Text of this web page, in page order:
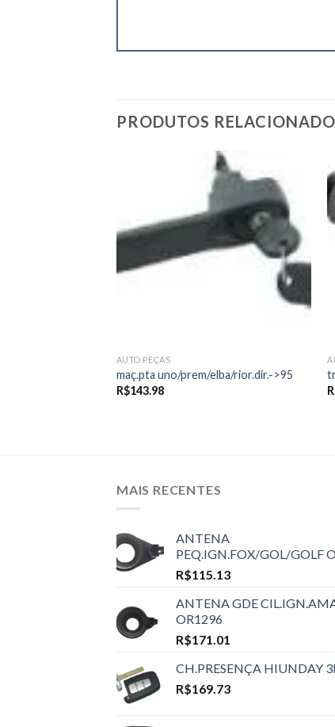
PRODUTOS
Add to
wishlist
AUTO PEÇAS
maç.pta uno/prem/elba/rior.dir.->95
R$143.98
MAIS RECENTES
ANTENA
PEQ.IGN.FOX/GOL/GOLF
R$115.13
ANTENA GDE
OR1296
R$171.01
CH.PRESENÇA HIUNDAY
R$169.73